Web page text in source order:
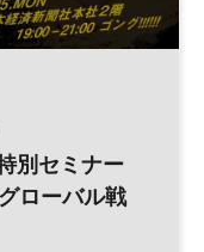
別セミナー
ローバル戦